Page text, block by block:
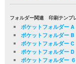
フォルダー関連 印刷テンプ
ポケットフォルダー A
ポケットフォルダー B
ポケットフォルダー C
ポケットフォルダー D
ポケットフォルダー